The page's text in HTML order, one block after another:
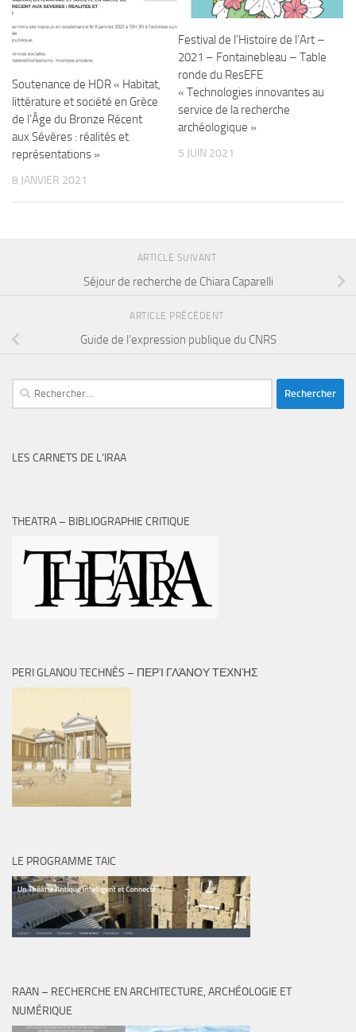
Soutenance de HDR « Habitat,
littérature et société en Grèce
de l’Âge du Bronze Récent
aux Sévères : réalités et
représentations »
8 JANVIER 2021
Festival de l’Histoire de l’Art –
2021 – Fontainebleau – Table
ronde du ResEFE
« Technologies innovantes au
service de la recherche
archéologique »
5 JUIN 2021
ARTICLE SUIVANT
Séjour de recherche de Chiara Caparelli
ARTICLE PRÉCÉDENT
Guide de l’expression publique du CNRS
Rechercher :
LES CARNETS DE L’IRAA
THEATRA – BIBLIOGRAPHIE CRITIQUE
PERI GLANOU TECHNÈS – ΠΕΡῚ ΓΛΆΝΟΥ ΤΕΧΝῊΣ
LE PROGRAMME TAIC
RAAN – RECHERCHE EN ARCHITECTURE, ARCHÉOLOGIE ET
NUMÉRIQUE